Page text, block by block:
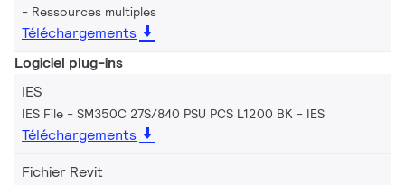
Ressources multiples
Téléchargements
Logiciel plug-ins
IES
IES File - SM350C 27S/840 PSU PCS L1200 BK IES
Téléchargements
Fichier Revit